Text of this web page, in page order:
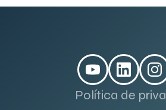
Política de